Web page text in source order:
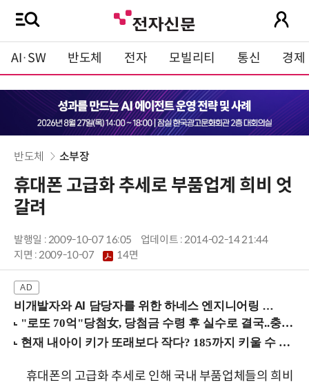
AI·SW 반도체 전자 모빌리티 통신 경제
반도체 소부장
휴대폰 고급화 추세로 부품업계 희비 엇
갈려
발행일 : 2009-10-07 16:05
업데이트 : 2014-02-14 21:44
지면 :2009-10-07 14면
비개발자와 AI 담당자를 위한 하네스 엔지니어링 입문과정 (8/20 신논현역)
휴대폰의 고급화 추세로 인해 국내 부품업체들의 희비